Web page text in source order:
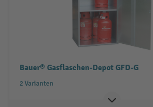
Bauer® Gasflaschen-Depot GFD-G
2 Varianten